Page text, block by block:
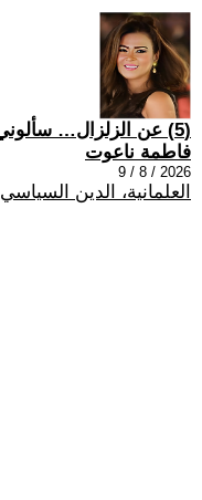
(5) عن الزلزال… سألوني!
فاطمة ناعوت
2026 / 8 / 9
العلمانية، الدين